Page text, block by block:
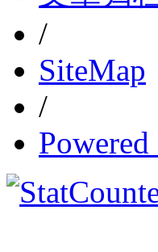
/
SiteMap
/